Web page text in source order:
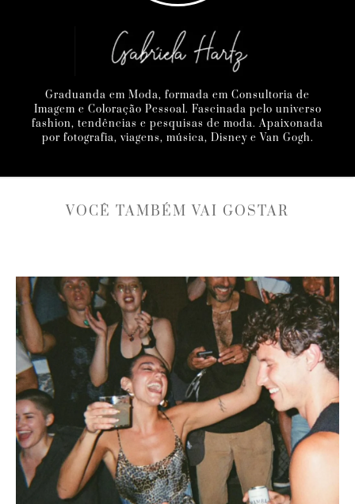
Graduanda em Moda, formada em Consultoria de
Imagem e Coloração Pessoal. Fascinada pelo universo
fashion, tendências e pesquisas de moda. Apaixonada
por fotografia, viagens, música, Disney e Van Gogh.
VOCÊ TAMBÉM VAI GOSTAR